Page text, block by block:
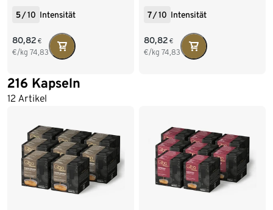
5/10 Intensität
80,82 €
€/kg 74,83
7/10 Intensität
80,82 €
€/kg 74,83
216 Kapseln
12 Artikel